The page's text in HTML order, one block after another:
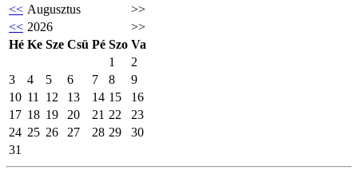
<< Augusztus
>>
<< 2026
>>
Hé Ke Sze Csü Pé Szo Va
1
2
3
4 5 6 7 8
9
10 11 12 13 14 15
16
17 18 19 20 21 22
23
24 25 26 27 28 29
30
31